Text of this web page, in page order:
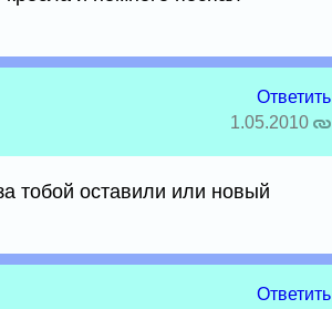
Ответить
1.05.2010
тобой оставили или новый
Ответить